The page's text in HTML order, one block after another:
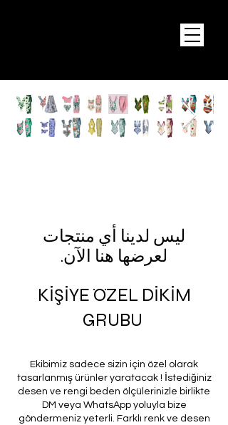
لعرضها هنا الآن.
KİŞİYE ÖZEL DİKİM
GRUBU
Ekibimiz sadece sizin için özel olarak
tasarlanmış ürünler yaratacak ! İstediğiniz
desen ve rengi beden ölçülerinizle birlikte
DM veya WhatsApp yoluyla bize
göndermeniz yeterli. Farklı renk ve desen